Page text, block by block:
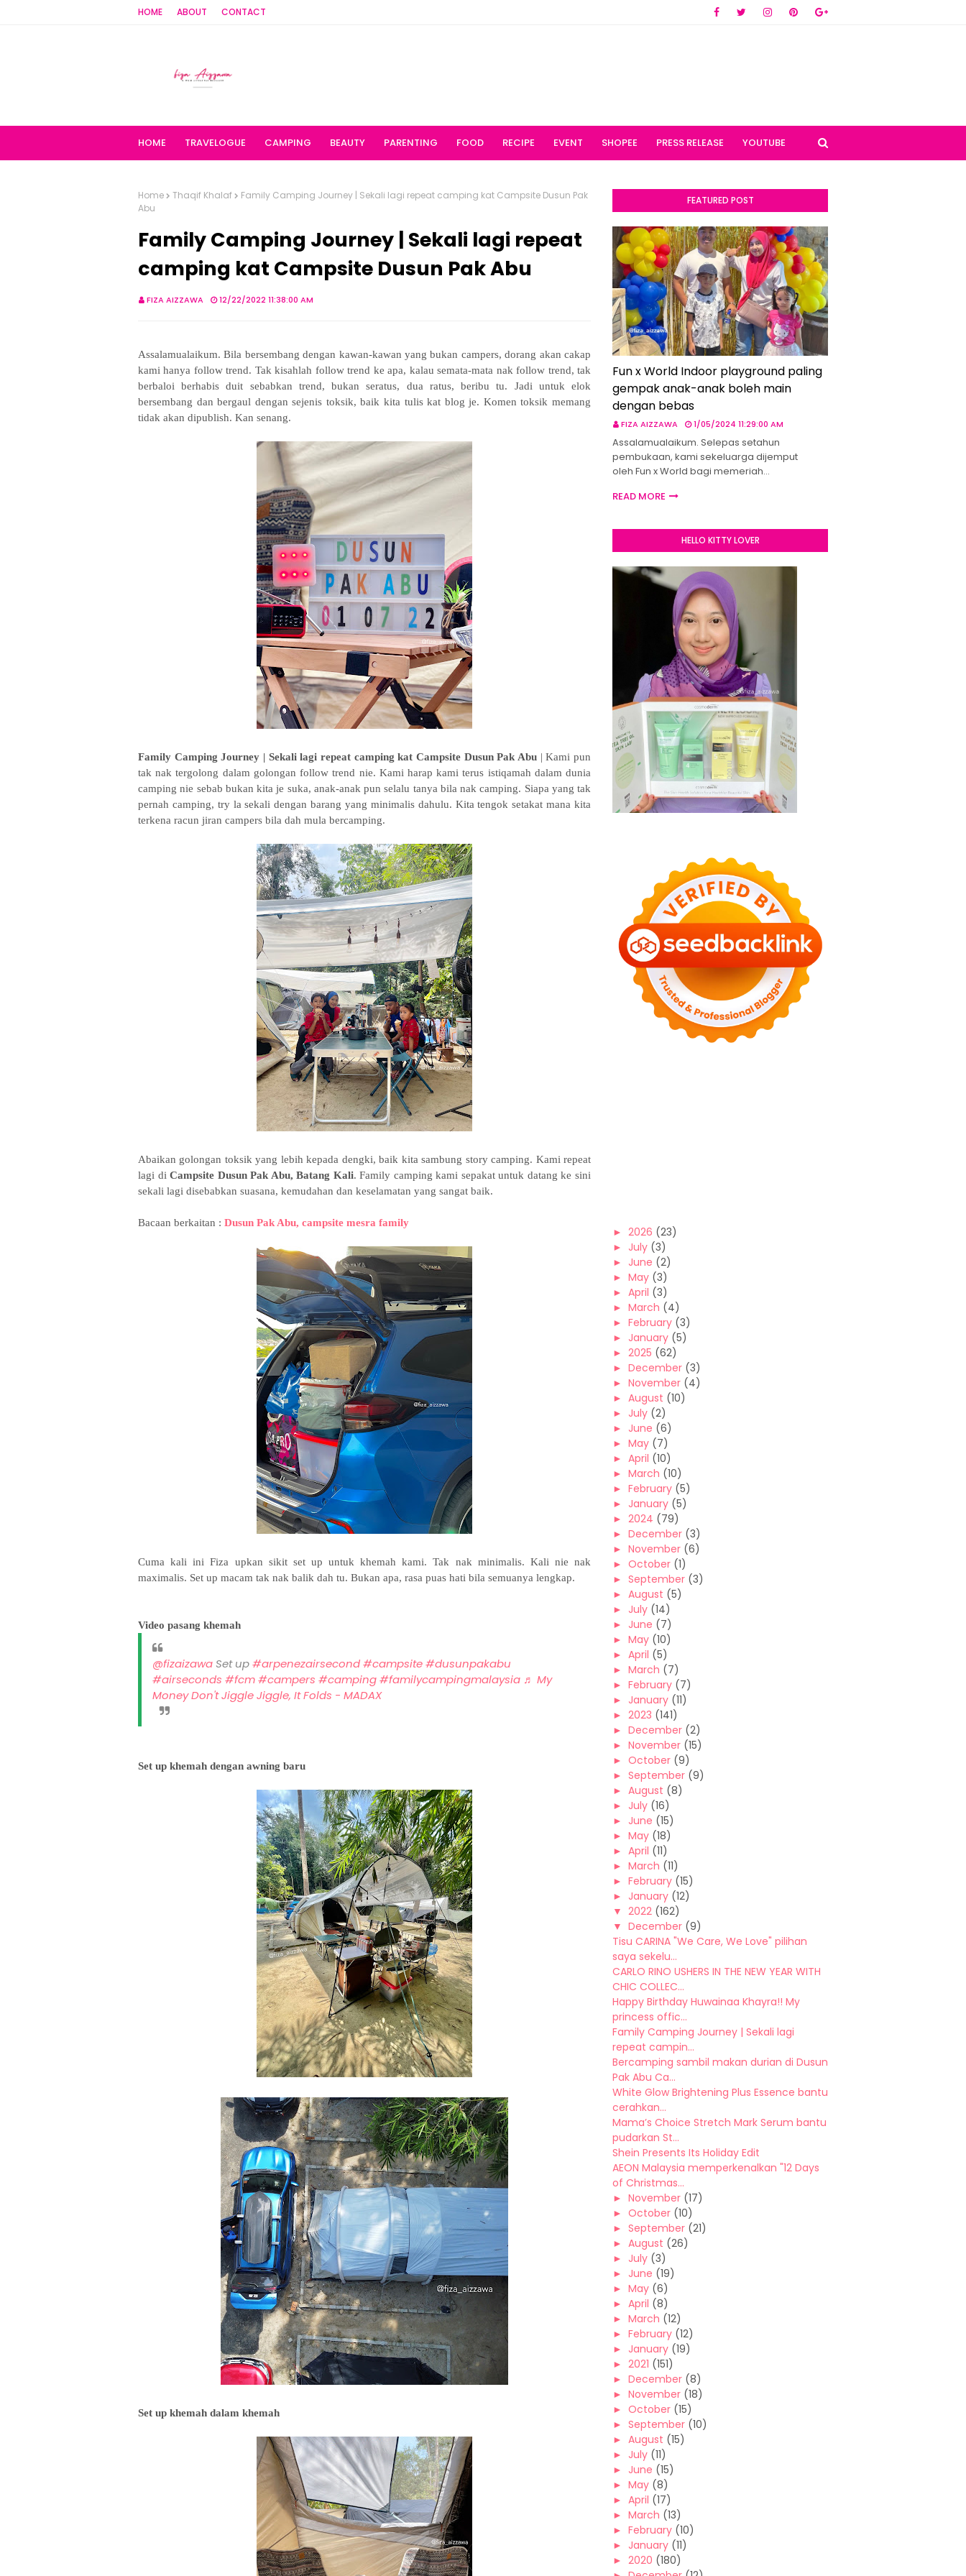
HOME ABOUT CONTACT
HOME TRAVELOGUE CAMPING BEAUTY PARENTING FOOD RECIPE EVENT SHOPEE PRESS RELEASE YOUTUBE
Home Thaqif Khalaf
Family Camping Journey | Sekali lagi repeat camping kat Campsite Dusun Pak
Abu
Family Camping Journey | Sekali lagi repeat
camping kat Campsite Dusun Pak Abu
FIZA AIZZAWA 12/22/2022 11:38:00 AM
Assalamualaikum. Bila bersembang dengan kawan-kawan yang bukan campers, dorang akan cakap
kami hanya follow trend. Tak kisahlah follow trend ke apa, kalau semata-mata nak follow trend, tak
berbaloi berhabis duit sebabkan trend, bukan seratus, dua ratus, beribu tu. Jadi untuk elok
bersembang dan bergaul dengan sejenis toksik, baik kita tulis kat blog je. Komen toksik memang
tidak akan dipublish. Kan senang.
Family Camping Journey | Sekali lagi repeat camping kat Campsite Dusun Pak Abu | Kami pun
tak nak tergolong dalam golongan follow trend nie. Kami harap kami terus istiqamah dalam dunia
camping nie sebab bukan kita je suka, anak-anak pun selalu tanya bila nak camping. Siapa yang tak
pernah camping, try la sekali dengan barang yang minimalis dahulu. Kita tengok setakat mana kita
terkena racun jiran campers bila dah mula bercamping.
Abaikan golongan toksik yang lebih kepada dengki, baik kita sambung story camping. Kami repeat
lagi diCampsite Dusun Pak Abu, Batang Kali. Family camping kami sepakat untuk datang ke sini
sekali lagi disebabkan suasana, kemudahan dan keselamatan yang sangat baik.
Bacaan berkaitan : Dusun Pak Abu, campsite mesra family
Cuma kali ini Fiza upkan sikit set up untuk khemah kami. Tak nak minimalis. Kali nie nak
maximalis. Set up macam tak nak balik dah tu. Bukan apa, rasa puas hati bila semuanya lengkap.
Video pasang khemah
@fizaizawaSet up#arpenezairsecond#campsite#dusunpakabu
#airseconds #fcm#campers #camping#familycampingmalaysia ♬ My
Money Don't Jiggle Jiggle, It Folds - MADAX
Set up khemah dengan awning baru
Set up khemah dalam khemah
FEATURED POST
Fun x World Indoor playground paling
gempak anak-anak boleh main
dengan bebas
FIZA AIZZAWA 1/05/2024 11:29:00 AM
Assalamualaikum. Selepas setahun
pembukaan, kami sekeluarga dijemput
oleh Fun x World bagi memeriah…
READ MORE
HELLO KITTY LOVER
► 2026 (23)
► July (3)
► June (2)
► May (3)
► April (3)
► March (4)
► February (3)
► January (5)
► 2025 (62)
► December (3)
► November (4)
► August (10)
► July (2)
► June (6)
► May (7)
► April (10)
► March (10)
► February (5)
► January (5)
► 2024 (79)
► December (3)
► November (6)
► October (1)
► September (3)
► August (5)
► July (14)
► June (7)
► May (10)
► April (5)
► March (7)
► February (7)
► January (11)
► 2023 (141)
► December (2)
► November (15)
► October (9)
► September (9)
► August (8)
► July (16)
► June (15)
► May (18)
► April (11)
► March (11)
► February (15)
► January (12)
▼ 2022 (162)
▼ December (9)
Tisu CARINA "We Care, We Love" pilihan
saya sekelu...
CARLO RINO USHERS IN THE NEW YEAR WITH
CHIC COLLEC...
Happy Birthday Huwainaa Khayra!! My
princess offic...
Family Camping Journey | Sekali lagi
repeat campin...
Bercamping sambil makan durian di Dusun
Pak Abu Ca...
White Glow Brightening Plus Essence bantu
cerahkan...
Mama’s Choice Stretch Mark Serum bantu
pudarkan St...
Shein Presents Its Holiday Edit
AEON Malaysia memperkenalkan "12 Days
of Christmas...
► November (17)
► October (10)
► September (21)
► August (26)
► July (3)
► June (19)
► May (6)
► April (8)
► March (12)
► February (12)
► January (19)
► 2021 (151)
► December (8)
► November (18)
► October (15)
► September (10)
► August (15)
► July (11)
► June (15)
► May (8)
► April (17)
► March (13)
► February (10)
► January (11)
► 2020 (180)